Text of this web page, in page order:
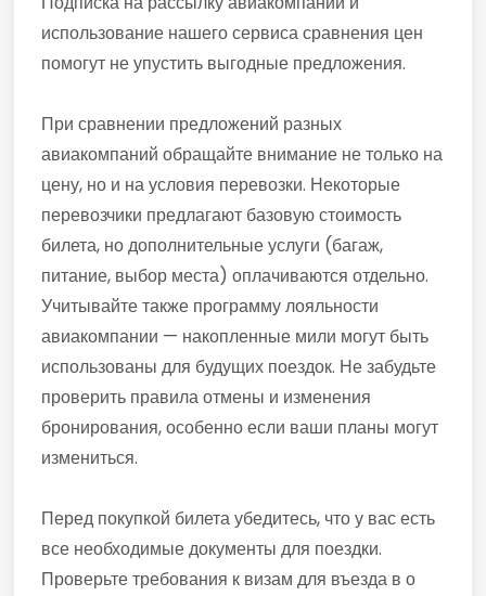
использование нашего сервиса сравнения цен
помогут не упустить выгодные предложения.
При сравнении предложений разных
авиакомпаний обращайте внимание не только на
цену, но и на условия перевозки. Некоторые
перевозчики предлагают базовую стоимость
билета, но дополнительные услуги (багаж,
питание, выбор места) оплачиваются отдельно.
Учитывайте также программу лояльности
авиакомпании — накопленные мили могут быть
использованы для будущих поездок. Не забудьте
проверить правила отмены и изменения
бронирования, особенно если ваши планы могут
измениться.
Перед покупкой билета убедитесь, что у вас есть
все необходимые документы для поездки.
Проверьте требования к визам для въезда в о